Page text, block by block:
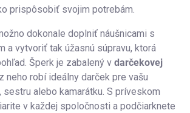
prispôsobiť svojim potrebám.
dokonale doplniť náušnicami s
a vytvoriť tak úžasnú súpravu, ktorá
Šperk je zabalený v darčekovej
z neho robí ideálny darček pre vašu
sestru alebo kamarátku. S príveskom
v každej spoločnosti a podčiarknete